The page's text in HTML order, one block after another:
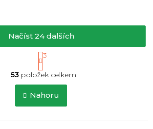
v
l
á
d
c
Načíst 24 dalších
S
t
r
á
n
k
o
3
53 položek celkem
Nahoru